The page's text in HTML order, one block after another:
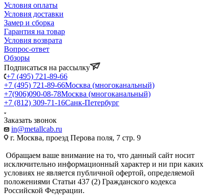
Условия оплаты
Условия доставки
Замер и сборка
Гарантия на товар
Условия возврата
Вопрос-ответ
Обзоры
Подписаться на рассылку
+7 (495) 721-89-66
+7 (495) 721-89-66Москва (многоканальный)
+7(906)090-08-78Москва (многоканальный)
+7 (812) 309-71-16Санк-Петербург
Заказать звонок
in@metallcab.ru
г. Москва, проезд Перова поля, 7 стр. 9
Обращаем ваше внимание на то, что данный сайт носит
исключительно информационный характер и ни при каких
условиях не является публичной офертой, определяемой
положениями Статьи 437 (2) Гражданского кодекса
Российской Федерации.